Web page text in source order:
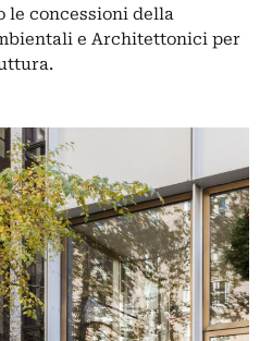
le concessioni della
e Architettonici per